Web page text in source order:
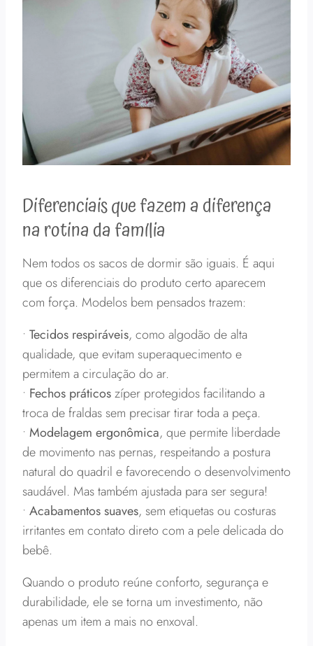
Diferenciais que fazem a diferença
na rotina da família
Nem todos os sacos de dormir são iguais. É aqui
que os diferenciais do produto certo aparecem
com força. Modelos bem pensados trazem:
• Tecidos respiráveis, como algodão de alta
qualidade, que evitam superaquecimento e
permitem a circulação do ar.
• Fechos práticoszíper protegidos facilitando a
troca de fraldas sem precisar tirar toda a peça.
• Modelagem ergonômica, que permite liberdade
de movimento nas pernas, respeitando a postura
natural do quadril e favorecendo o desenvolvimento
saudável. Mas também ajustada para ser segura!
• Acabamentos suaves, sem etiquetas ou costuras
irritantes em contato direto com a pele delicada do
bebê.
Quando o produto reúne conforto, segurança e
durabilidade, ele se torna um investimento, não
apenas um item a mais no enxoval.